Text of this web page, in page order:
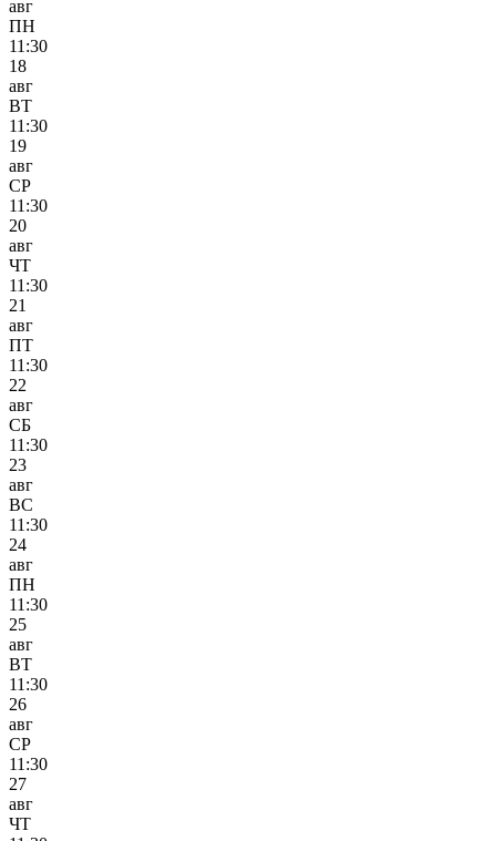
авг
ПН
11:30
18
авг
ВТ
11:30
19
авг
СР
11:30
20
авг
ЧТ
11:30
21
авг
ПТ
11:30
22
авг
СБ
11:30
23
авг
ВС
11:30
24
авг
ПН
11:30
25
авг
ВТ
11:30
26
авг
СР
11:30
27
авг
ЧТ